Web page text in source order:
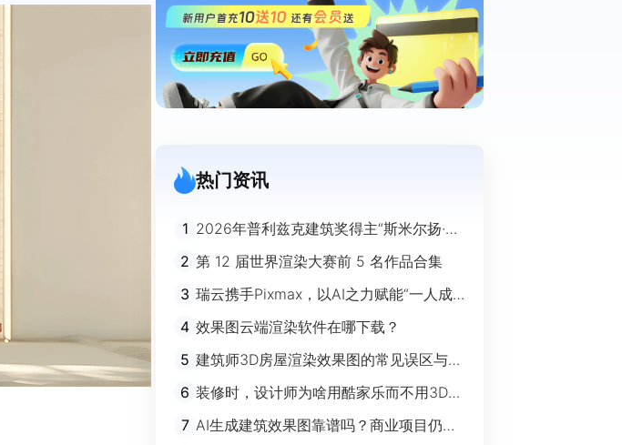
热门资讯
1 2026年普利兹克建筑奖得主“斯米尔扬·拉
迪奇”经典作品欣赏
2 第 12 届世界渲染大赛前 5 名作品合集
3 瑞云携手Pixmax，以AI之力赋能“一人成
4 效果图云端渲染软件在哪下载？
5 建筑师3D房屋渲染效果图的常见误区与规
避指南
6 装修时，设计师为啥用酷家乐而不用3Ds
max？
7 AI生成建筑效果图靠谱吗？商业项目仍离